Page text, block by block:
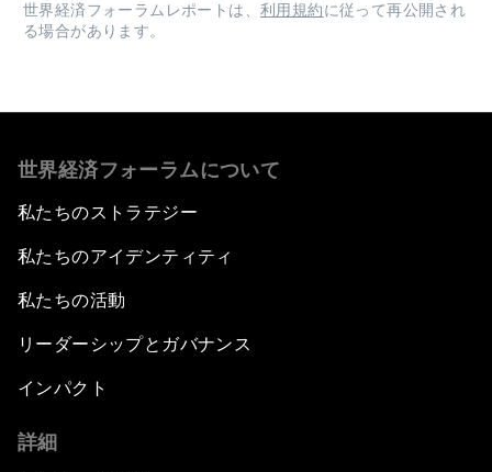
世界経済フォーラムレポートは、 利用規約に従って再公開され
る場合があります。
世界経済フォーラムについて
私たちのストラテジー
私たちのアイデンティティ
私たちの活動
リーダーシップとガバナンス
インパクト
詳細